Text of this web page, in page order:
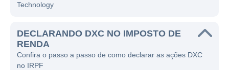
serviços, incluindo consultoria em tecnologia,
integração de sistemas, gestão de
aplicações, e serviços de infraestrutura. A
Technology
DECLARANDO DXC NO IMPOSTO DE
RENDA
Confira o passo a passo de como declarar as ações DXC
no IRPF